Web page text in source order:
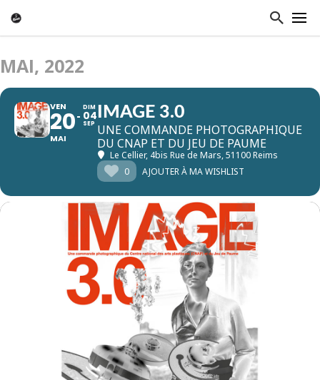
MAI, 2022
VEN
20
MAI
DIM
04
SEP
IMAGE 3.0
UNE COMMANDE PHOTOGRAPHIQUE
DU CNAP ET DU JEU DE PAUME
Le Cellier, 4bis Rue de Mars, 51100 Reims
0
AJOUTER À MA WISHLIST